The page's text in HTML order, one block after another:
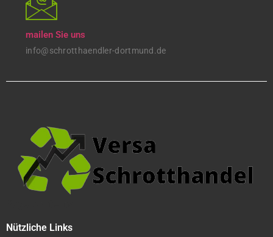
mailen Sie uns
info@schrotthaendler-dortmund.de
Nützliche Links